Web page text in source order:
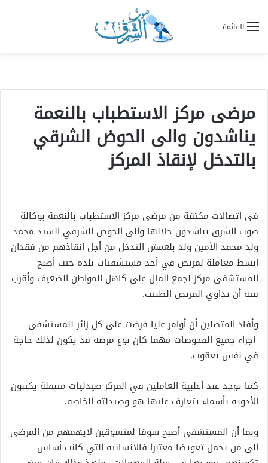
القائمة
مرضى مركز الاستطباب بالنعمة
يناشدون والى الحوض الشرقي
بالتدخل لإنقاذ المركز
في اتصالات مكثفة من مرضى مركز الاستطباب بالنعمة بوكالة
صوت الشرق يناشدون خلالها والى الحوض الشرقي السيد محمد
ولد محمد الأمين ولد بلعمش التدخل من أجل انقاذهم من فقدان
أبسط معاملة لمريض في أحد مستشفيات بلده حيث أصبح
المستشفى مركز لجمع المال على كاهل المواطن الضعيف وأقرب
فيه أن يداوي المريض الطبيب.
وأفاد المتصلين أن أوامر عليا فرضت على كل زائر للمستشفى
اجراء جميع الفحوصات مهما كان نوع مرضه قد يكون لذلك حاجة
في نفس يعقوب.
كما توجد عند أغلبية العاملين في المركز صيدليات متنقلة يكتبون
الأدوية بأسماء يتعارف عليها هو وصيدلته الخاصة.
وبما أن المستشفى أصبح سوقا لمتسوقين لايهمهم من المرضى
الى من يحمل تعويضا معتبرا فالانسانية التي كانت أساس